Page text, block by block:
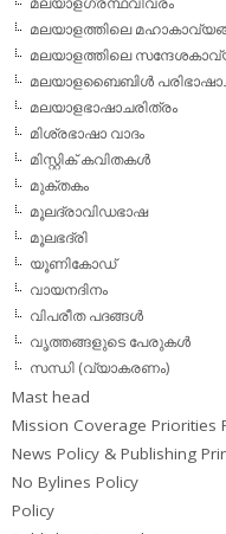
മലയാളത്തിലെ
മലയാളത്തിലെ
മലയാളബൈബിള്‍
മലയാളഭാഷാചരിത്രം
മിശ്രഭാഷാ വാദം
മിസ്റ്റിക് കവിതകള്‍
മുക്തകം
മൂലദ്രാവിഡഭാഷ
മൂലഭദ്രി
യൂണികോഡ്
വായനദിനം
വിപരീത പദങ്ങള്‍
വൃത്തങ്ങളുടെ പേരുകള്‍
സന്ധി (വ്യാകരണം)
Mast head
Mission Coverage Priorities
News Policy & Publishing
No Bylines Policy
Policy